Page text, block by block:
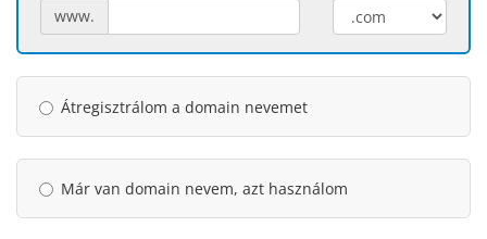
www.
Átregisztrálom a domain nevemet
Már van domain nevem, azt használom